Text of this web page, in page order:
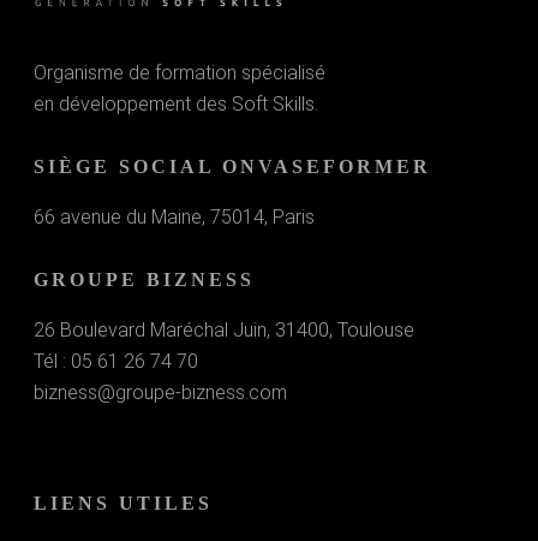
Organisme de formation spécialisé
en développement des Soft Skills.
SIÈGE SOCIAL ONVASEFORMER
66 avenue du Maine, 75014, Paris
GROUPE BIZNESS
26 Boulevard Maréchal Juin, 31400, Toulouse
Tél : 05 61 26 74 70
bizness@groupe-bizness.com
LIENS UTILES